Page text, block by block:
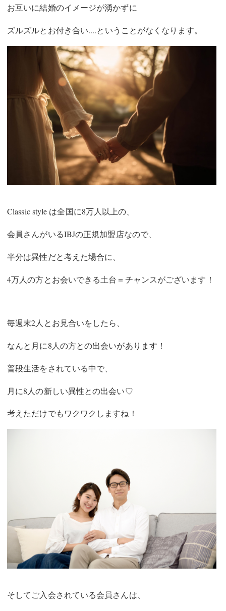
お互いに結婚のイメージが湧かずに
ズルズルとお付き合い....ということがなくなります。
Classic style は全国に8万人以上の、
会員さんがいるIBJの正規加盟店なので、
半分は異性だと考えた場合に、
4万人の方とお会いできる土台＝チャンスがございます！
毎週末2人とお見合いをしたら、
なんと月に8人の方との出会いがあります！
普段生活をされている中で、
月に8人の新しい異性との出会い♡
考えただけでもワクワクしますね！
そしてご入会されている会員さんは、